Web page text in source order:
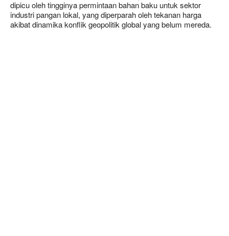
dipicu oleh tingginya permintaan bahan baku untuk sektor
industri pangan lokal, yang diperparah oleh tekanan harga
akibat dinamika konflik geopolitik global yang belum mereda.